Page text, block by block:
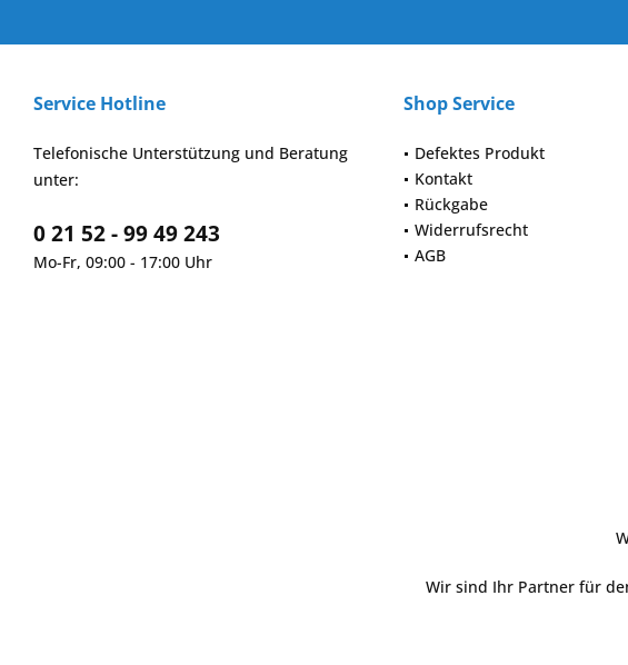
Service Hotline
Telefonische Unterstützung und Beratung
unter:
0 21 52 - 99 49 243
Mo-Fr, 09:00 - 17:00 Uhr
Shop Service
Defektes Produkt
Kontakt
Rückgabe
Widerrufsrecht
AGB
Wir sind Ihr Partner für